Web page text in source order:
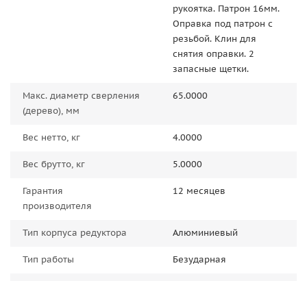
рукоятка. Патрон 16мм.
Оправка под патрон с
резьбой. Клин для
снятия оправки. 2
запасные щетки.
Макс. диаметр сверления
(дерево), мм
65.0000
Вес нетто, кг 4.0000
Вес брутто, кг 5.0000
Гарантия
производителя
12 месяцев
Тип корпуса редуктора Алюминиевый
Тип работы Безударная